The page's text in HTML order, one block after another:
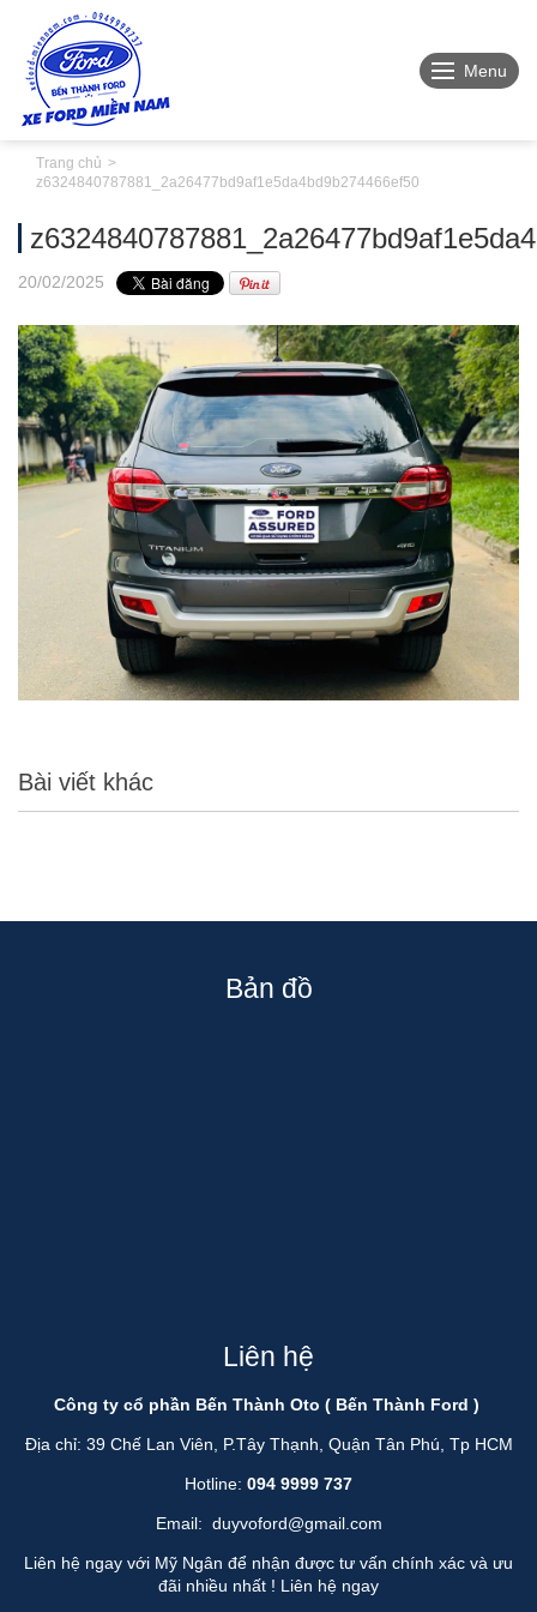
Menu
Trang chủ
z6324840787881_2a26477bd9af1e5da4bd9b274466ef50
20/02/2025
Bài viết khác
Bản đồ
Liên hệ
Công ty cổ phần Bến Thành Oto ( Bến Thành Ford )
Địa chỉ: 39 Chế Lan Viên, P.Tây Thạnh, Quận Tân Phú, Tp HCM
Hotline: 094 9999 737
Email: duyvoford@gmail.com
Liên hệ ngay với Mỹ Ngân để nhận được tư vấn chính xác và ưu
đãi nhiều nhất ! Liên hệ ngay